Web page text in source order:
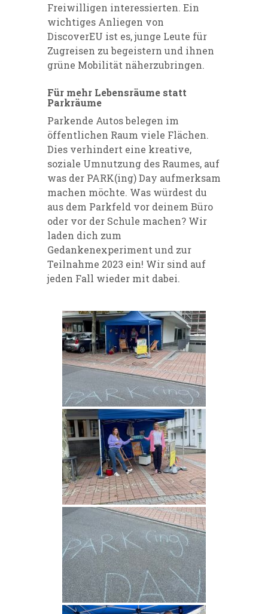
Freiwilligen interessierten. Ein
wichtiges Anliegen von
DiscoverEU ist es, junge Leute für
Zugreisen zu begeistern und ihnen
grüne Mobilität näherzubringen.
Für mehr Lebensräume statt
Parkräume
Parkende Autos belegen im
öffentlichen Raum viele Flächen.
Dies verhindert eine kreative,
soziale Umnutzung des Raumes, auf
was der PARK(ing) Day aufmerksam
machen möchte. Was würdest du
aus dem Parkfeld vor deinem Büro
oder vor der Schule machen? Wir
laden dich zum
Gedankenexperiment und zur
Teilnahme 2023 ein! Wir sind auf
jeden Fall wieder mit dabei.